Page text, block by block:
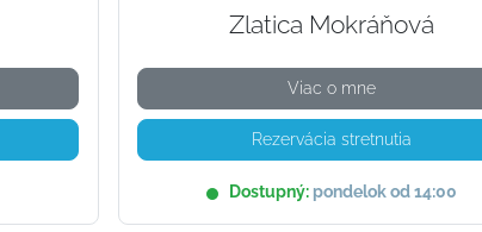
Zlatica Mokráňová
Viac o mne
Rezervácia stretnutia
Dostupný: pondelok od 14:00